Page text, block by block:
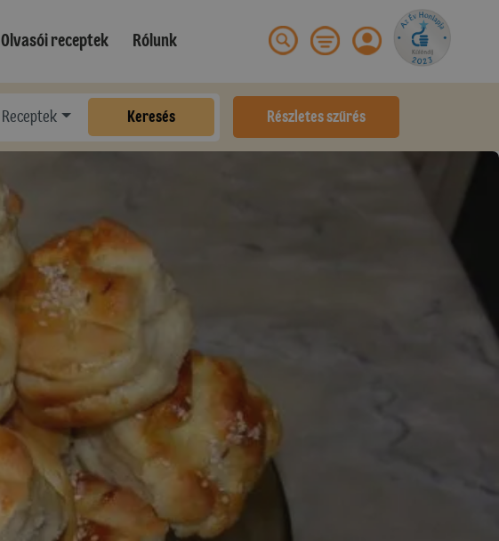
Olvasói receptek Rólunk
Receptek Keresés Részletes szűrés